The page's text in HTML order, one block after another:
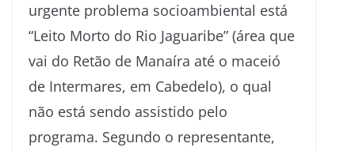
urgente problema socioambiental está
“Leito Morto do Rio Jaguaribe” (área que
vai do Retão de Manaíra até o maceió
de Intermares, em Cabedelo), o qual
não está sendo assistido pelo
programa. Segundo o representante,